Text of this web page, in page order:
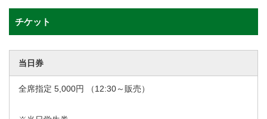
チケット
当日券
全席指定 5,000円 （12:30～販売）